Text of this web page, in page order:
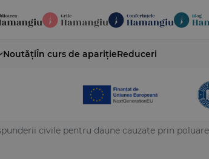
NoutățiÎn curs de aparițieReduceri
civile pentru daune cauzate prin